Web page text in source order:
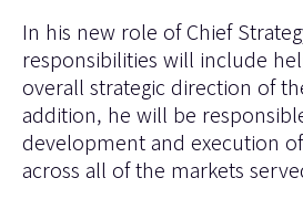
In his new role of Chief
responsibilities will include
overall strategic direction of
addition, he will be
development and execution
across all of the markets